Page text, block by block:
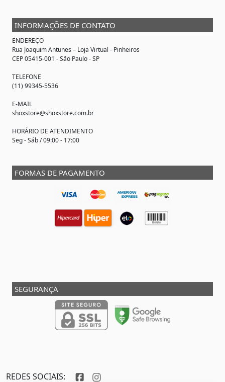
INFORMAÇÕES DE CONTATO
ENDEREÇO
Rua Joaquim Antunes – Loja Virtual - Pinheiros
CEP 05415-001 - São Paulo - SP
TELEFONE
(11) 99345-5536
E-MAIL
shoxstore@shoxstore.com.br
HORÁRIO DE ATENDIMENTO
Seg - Sáb / 09:00 - 17:00
FORMAS DE PAGAMENTO
SEGURANÇA
REDES SOCIAIS: